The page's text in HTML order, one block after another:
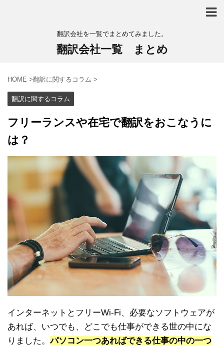
翻訳会社を一覧でまとめてみました。
翻訳会社一覧 まとめ
HOME >翻訳に関するコラム >
翻訳に関するコラム
フリーランスや在宅で翻訳をおこなうに
は？
インターネットとフリーWi-Fi、必要なソフトウェアが
あれば、いつでも、どこでも仕事ができる世の中にな
りました。パソコン一つあればできる仕事の中の一つ